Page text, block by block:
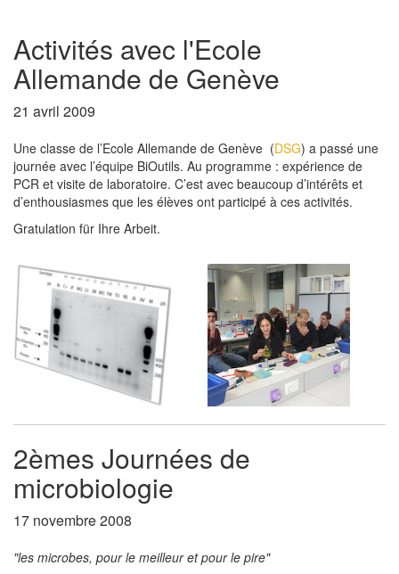
Activités avec l'Ecole
Allemande de Genève
21 avril 2009
Une classe de l’Ecole Allemande de Genève (DSG) a passé une
journée avec l’équipe BiOutils. Au programme : expérience de
PCR et visite de laboratoire. C’est avec beaucoup d’intérêts et
d’enthousiasmes que les élèves ont participé à ces activités.
Gratulation für Ihre Arbeit.
2èmes Journées de
microbiologie
17 novembre 2008
"les microbes, pour le meilleur et pour le pire"